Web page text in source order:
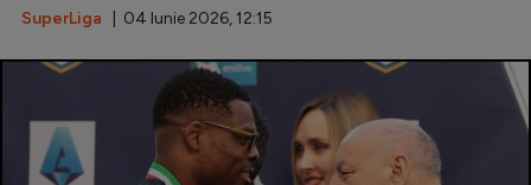
SuperLiga | 04 Iunie 2026, 12:15